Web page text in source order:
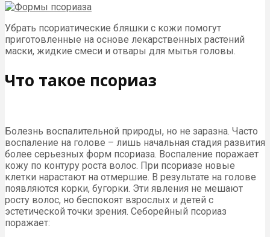
Убрать псориатические бляшки с кожи помогут
приготовленные на основе лекарственных растений
маски, жидкие смеси и отвары для мытья головы.
Что такое псориаз
Болезнь воспалительной природы, но не заразна. Часто
воспаление на голове – лишь начальная стадия развития
более серьезных форм псориаза. Воспаление поражает
кожу по контуру роста волос. При псориазе новые
клетки нарастают на отмершие. В результате на голове
появляются корки, бугорки. Эти явления не мешают
росту волос, но беспокоят взрослых и детей с
эстетической точки зрения. Себорейный псориаз
поражает: